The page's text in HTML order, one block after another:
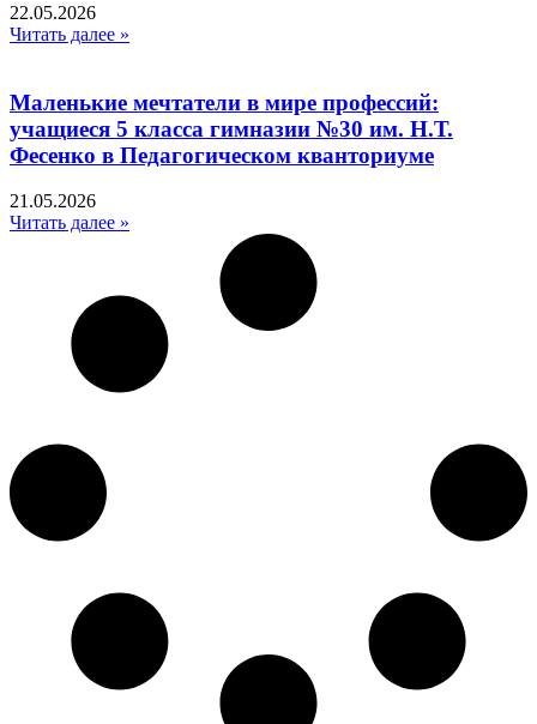
22.05.2026
Читать далее »
Маленькие мечтатели в мире профессий:
учащиеся 5 класса гимназии №30 им. Н.Т.
Фесенко в Педагогическом кванториуме
21.05.2026
Читать далее »